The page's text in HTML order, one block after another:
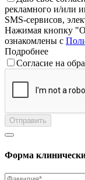
рекламного и/или
SMS-сервисов,
Нажимая кнопку
ознакомлены с
Подробнее
Согласие на
Отправить
Форма